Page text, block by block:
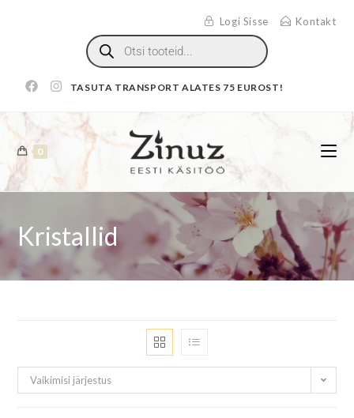
Logi Sisse Kontakt
TASUTA TRANSPORT ALATES 75 EUROST!
0
Kristallid
Vaikimisi järjestus